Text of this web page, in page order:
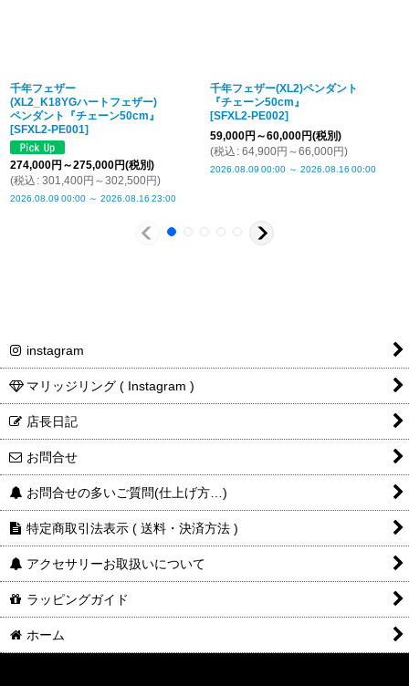
仕上げ価格 燻し仕上げのみ + ¥1,100
留め具につ
いて
チェーンの留め具は、写真と異なる場合がござい
ます。ご了承下さい。
商品詳細金
税込表記です
千年フェザー
(XL2_K18YGハートフェザー)
ペンダント『チェーン50cm』
[SFXL2-PE001]
274,000円 ～275,000円(税別)
(税込 : 301,400円 ～302,500円)
2026.08.09 00:00 ～ 2026.08.16 23:00
千年フェザー(XL2)ペンダント
『チェーン50cm』
[SFXL2-PE002]
59,000円 ～60,000円(税別)
(税込 : 64,900円 ～66,000円)
2026.08.09 00:00 ～ 2026.08.16 00:00
instagram
マリッジリング ( Instagram )
店長日記
お問合せ
お問合せの多いご質問(仕上げ方…)
特定商取引法表示 ( 送料・決済方法 )
アクセサリーお取扱いについて
ラッピングガイド
ホーム